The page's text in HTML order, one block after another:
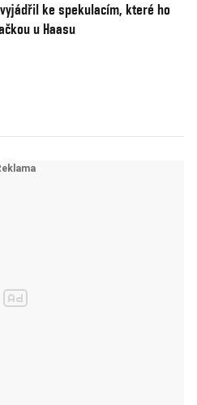
ke spekulacím, které ho
u Haasu